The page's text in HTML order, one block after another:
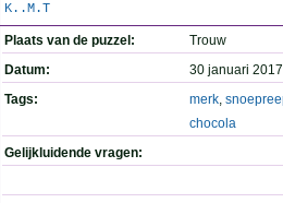
K..M.T
Plaats van de puzzel:
Trouw
Datum:
30 januari
Tags:
merk,
chocola
Gelijkluidende vragen: